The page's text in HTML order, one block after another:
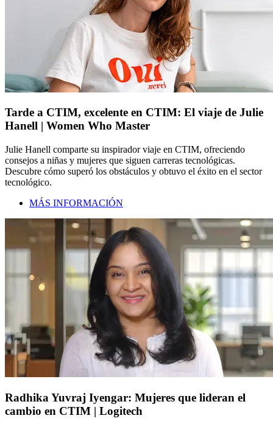
Tarde a CTIM, excelente en CTIM: El viaje de Julie
Hanell | Women Who Master
Julie Hanell comparte su inspirador viaje en CTIM, ofreciendo
consejos a niñas y mujeres que siguen carreras tecnológicas.
Descubre cómo superó los obstáculos y obtuvo el éxito en el sector
tecnológico.
MÁS INFORMACIÓN
Radhika Yuvraj Iyengar: Mujeres que lideran el
cambio en CTIM | Logitech